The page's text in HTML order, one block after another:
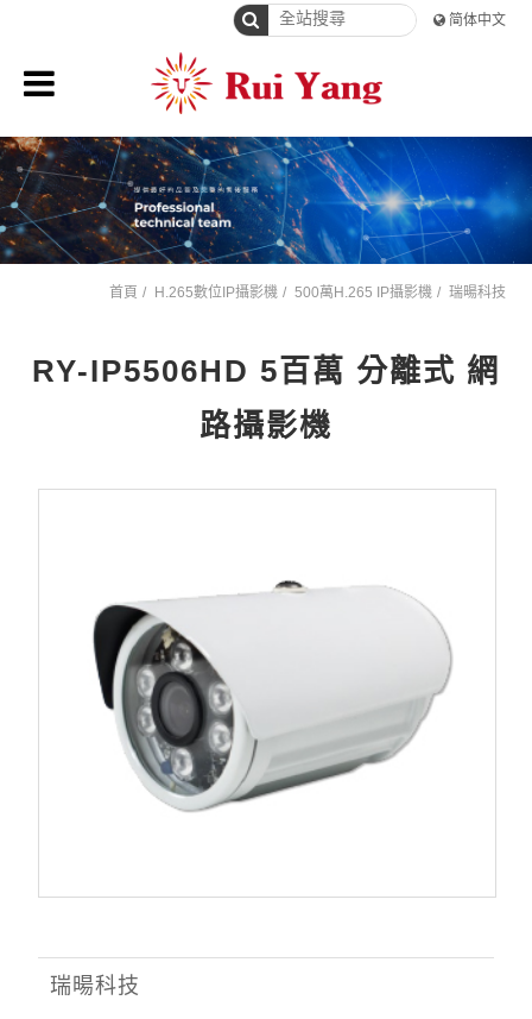
简体中文
首頁 H.265數位IP攝影機 500萬H.265 IP攝影機 瑞暘科技
RY-IP5506HD 5百萬 分離式 網
路攝影機
瑞暘科技